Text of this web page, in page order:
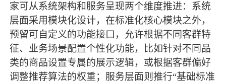
家可从系统架构和服务呈现两个维度推进：系统
层面采用模块化设计，在标准化核心模块之外，
预留可自定义的功能接口，允许根据不同客群特
征、业务场景配置个性化功能，比如针对不同品
类的商品设置专属的展示逻辑，或根据客群偏好
调整推荐算法的权重；服务层面则推行“基础标准